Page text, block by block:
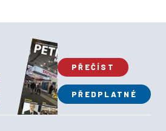
PŘEČÍST
PŘEDPLATNÉ